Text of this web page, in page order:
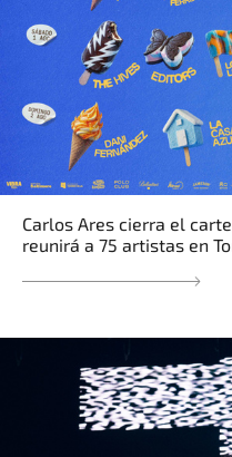
Carlos Ares cierra el
reunirá a 75 artistas en